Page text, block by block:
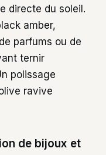
directe du soleil.
amber,
parfums ou de
ternir
polissage
ravive
de bijoux et